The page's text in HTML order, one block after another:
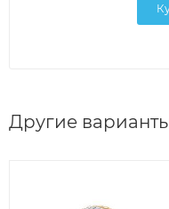
Другие